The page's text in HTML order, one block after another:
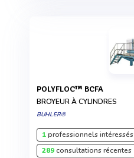
POLYFLOC™ BCFA
BROYEUR À CYLINDRES
BUHLER®
1professionnels intéressés
289consultations récentes